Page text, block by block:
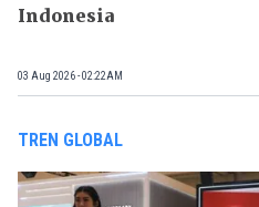
Indonesia
03 Aug 2026 - 02:22AM
TREN GLOBAL